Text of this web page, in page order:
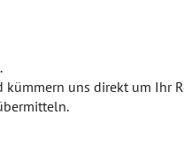
kümmern uns direkt um Ihr